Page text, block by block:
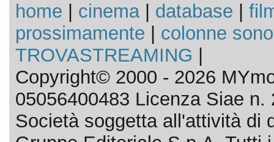
home cinema| database
prossimamente
colonne
TROVASTREAMING
Copyright© 2000 - 2026
05056400483 Licenza Siae n.
Società soggetta all'attività di